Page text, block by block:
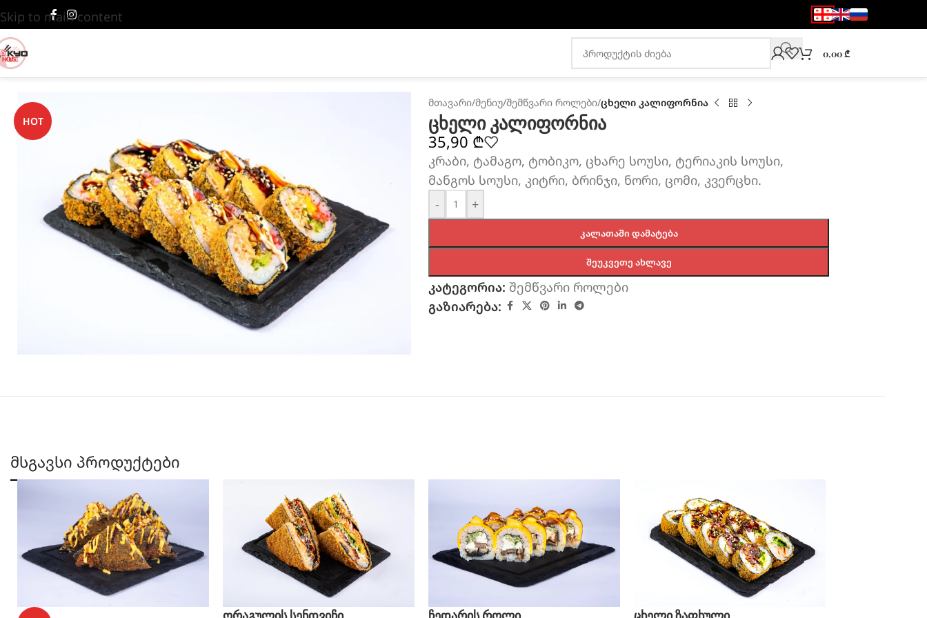
Skip to main content
0,00₾
HOT
მთავარი/მენიუ/შემწვარი როლები/ცხელი კალიფორნია
ცხელი კალიფორნია
35,90 ₾
კრაბი, ტამაგო, ტობიკო, ცხარე სოუსი, ტერიაკის სოუსი,
მანგოს სოუსი, კიტრი, ბრინჯი, ნორი, ცომი, კვერცხი.
-
+
ᲙᲐᲚᲐᲗᲐᲨᲘ ᲓᲐᲛᲐᲢᲔᲑᲐ
ᲨᲔᲣᲙᲕᲔᲗᲔ ᲐᲮᲚᲐᲕᲔ
კატეგორია: შემწვარი როლები
გაზიარება:
მსგავსი პროდუქტები